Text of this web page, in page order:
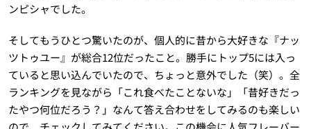
ンピシャでした。
そしてもうひとつ驚いたのが、個人的に昔から大好きな『ナッ
ツトゥユー』が総合12位だったこと。勝手にトップ5には入っ
ていると思い込んでいたので、ちょっと意外でした（笑）。全
ランキングを見ながら「これ食べたことないな」「昔好きだっ
たやつ何位だろう？」なんて答え合わせをしてみるのも楽しい